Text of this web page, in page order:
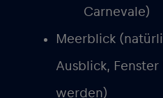
Carnevale)
Meerblick
Ausblick,
werden)